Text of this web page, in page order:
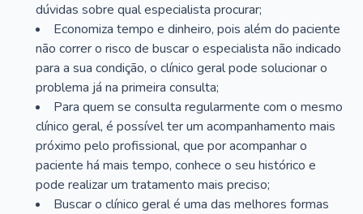
dúvidas sobre qual especialista procurar;
Economiza tempo e dinheiro, pois além do paciente
não correr o risco de buscar o especialista não indicado
para a sua condição, o clínico geral pode solucionar o
problema já na primeira consulta;
Para quem se consulta regularmente com o mesmo
clínico geral, é possível ter um acompanhamento mais
próximo pelo profissional, que por acompanhar o
paciente há mais tempo, conhece o seu histórico e
pode realizar um tratamento mais preciso;
Buscar o clínico geral é uma das melhores formas